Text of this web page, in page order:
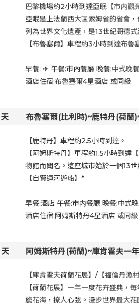
巴黎機場約2小時到達亞眠【市内觀
亞眠是上法蘭西大區索姆省的省會
列為世界文化遺產，是13世紀哥德
【布魯塞爾】車程約3小時到達布魯
早餐: ✈ 午餐:市內餐廳 晚餐:中式晚餐
酒店住宿:布魯塞爾4星酒店 或同級
天 布魯塞爾(比利時)~鹿特丹(荷蘭
【鹿特丹】車程約2.5小時到達。
【阿姆斯特丹】車程約1.5小時到
物館而聞名。這座城市始於一個13
【自費運河遊船】 *
早餐:酒店 午餐:市内餐廳 晚餐:中式
酒店住宿:阿姆斯特丹4星酒店 或同級
天 阿姆斯特丹(荷蘭)~庫肯霍夫一
【庫肯霍夫荷蘭花展】/【福倫丹漁村
【荷蘭花展】一年一度花卉盛典，
旎花海，撩人心弦。漫步世界最大